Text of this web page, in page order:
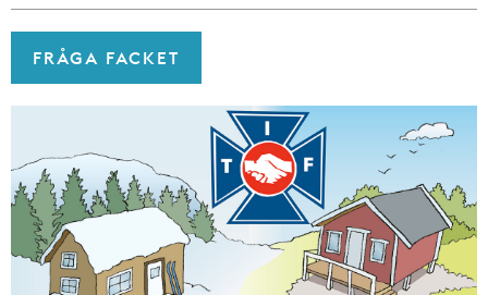
FRÅGA FACKET